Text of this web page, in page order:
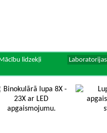
lidzekļi